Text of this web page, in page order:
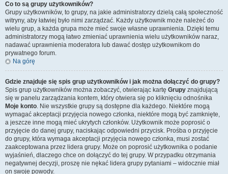
Co to są grupy użytkowników?
Grupy użytkowników, to grupy, na jakie administratorzy dzielą całą społeczność
witryny, aby łatwiej było nimi zarządzać. Każdy użytkownik może należeć do
wielu grup, a każda grupa może mieć swoje własne uprawnienia. Dzięki temu
administratorzy mogą łatwo zmieniać uprawnienia wielu użytkowników naraz,
nadawać uprawnienia moderatora lub dawać dostęp użytkownikom do
prywatnego forum.
Na górę
Gdzie znajduje się spis grup użytkowników i jak można dołączyć do grupy?
Spis grup użytkowników można zobaczyć, otwierając kartę Grupy znajdującą
się w panelu zarządzania kontem, który otwiera się po kliknięciu odnośnika
Moje konto. Nie wszystkie grupy są dostępne dla każdego. Niektóre mogą
wymagać akceptacji przyjęcia nowego członka, niektóre mogą być zamknięte,
a jeszcze inne mogą mieć ukrytych członków. Użytkownik może poprosić o
przyjęcie do danej grupy, naciskając odpowiedni przycisk. Prośba o przyjęcie
do grupy, która wymaga akceptacji przyjęcia nowego członka, musi zostać
zaakceptowana przez lidera grupy. Może on poprosić użytkownika o podanie
wyjaśnień, dlaczego chce on dołączyć do tej grupy. W przypadku otrzymania
negatywnej decyzji, proszę nie nękać lidera grupy pytaniami – widocznie miał
on swoje powody.